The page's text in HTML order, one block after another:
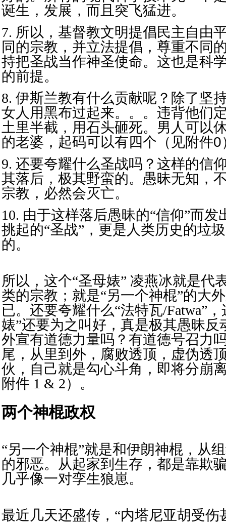
诞生，发展，而且突飞猛进。
7. 所以，基督教文明提倡民主自由
同的宗教 ，并立法提倡，尊重不同
持把圣战当作神圣使命。这也是科
的前提。
8. 伊斯兰教有什么贡献呢？除了坚
女人用黑布过起来。。。违背他们
土里半截，用石头砸死。男人可以
的老婆，起码可以有四个 （见附件0
9. 还要夸耀什么圣战吗？这样的信
其落后，极其野蛮的。愚昧无知，
宗教，必然会灭亡。
10. 由于这样落后愚昧的“信仰”而发
挑起的“圣战”，更是人类历史的垃
的。
所以，这个“圣母婊” 凌燕冰就是代
类的宗教；就是“另一个神棍”的大
已。还要夸耀什么“法特瓦/Fatwa”
婊”还要为之叫好，真是极其愚昧反
外宣有道德力量吗？有道德号召力
尾，从里到外，腐败透顶，虚伪透
伙，自己就是勾心斗角，即将分崩
附件 1 & 2）。
两个神棍政权
“另一个神棍”就是和伊朗神棍，从
的邪恶。从起家到生存，都是靠欺
几乎像一对孪生狼崽。
最近几天还盛传，“内塔尼亚胡受伤